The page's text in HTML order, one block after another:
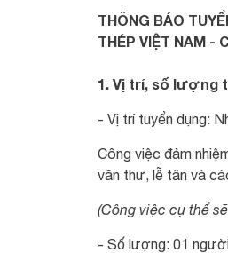
THÔNG BÁO
THÉP VIỆT NAM -
1. Vị trí, số lượng
- Vị trí tuyển dụng:
Công việc đảm
văn thư, lễ tân và
(Công việc cụ thể
- Số lượng: 01